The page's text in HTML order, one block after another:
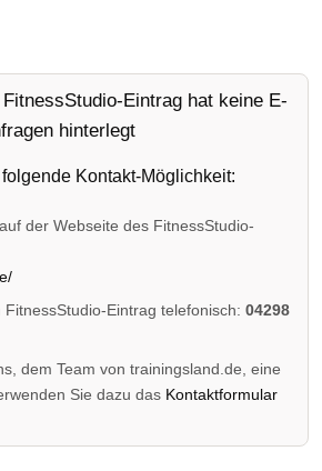
Eintrag hat keine E-
hinterlegt
Kontakt-Möglichkeit:
der Webseite des FitnessStudio-
FitnessStudio-Eintrag telefonisch:04298
dem Team von trainingsland.de, eine
Sie dazu das Kontaktformular